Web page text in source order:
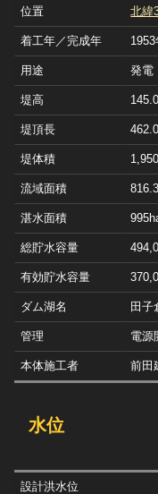
位置 北緯
着工年／完成年
用途 発電
堤高
堤頂長
堤体積
流域面積
湛水面積
総貯水容量
有効貯水容量
ダム湖名 田子
管理 電源
本体施工者 前田
水位
設計洪水位